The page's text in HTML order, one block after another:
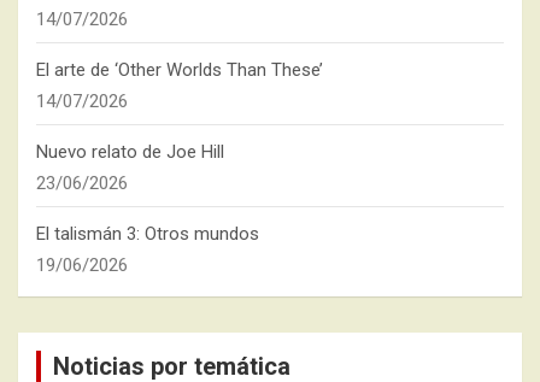
14/07/2026
El arte de ‘Other Worlds Than These’
14/07/2026
Nuevo relato de Joe Hill
23/06/2026
El talismán 3: Otros mundos
19/06/2026
Noticias por temática